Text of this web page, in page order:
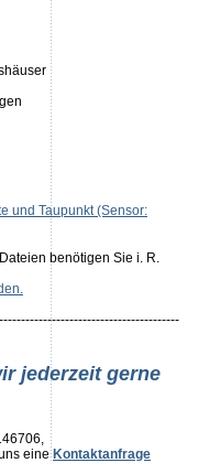
und Taupunkt (Sensor:
benötigen Sie i. R.
jederzeit gerne
eine Kontaktanfrage